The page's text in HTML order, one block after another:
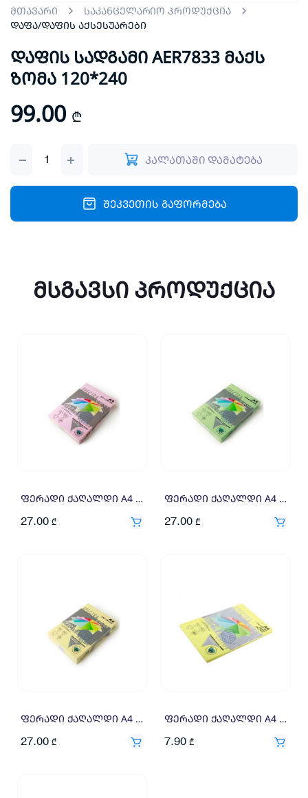
მთავარი
საკანცელარიო პროდუქცია
დაფა/დაფის აქსესუარები
დაფის სადგამი AER7833 მაქს
ზომა 120*240
99.00 ₾
სადგამი
მაქს
კალათაში დამატება
შეკვეთის გაფორმება
მსგავსი პროდუქცია
ფერადი ქაღალდი A4 80გრ 500ფ ღია ვარდისფერი
27.00 ₾
ფერადი ქაღალდი A4 80გრ 500ფ ღია მწვანე
27.00 ₾
ფერადი ქაღალდი A4 80გრ 500ფ კრემი
27.00 ₾
ფერადი ქაღალდი A4 80გრ 100ფ ყვითელი
7.90 ₾